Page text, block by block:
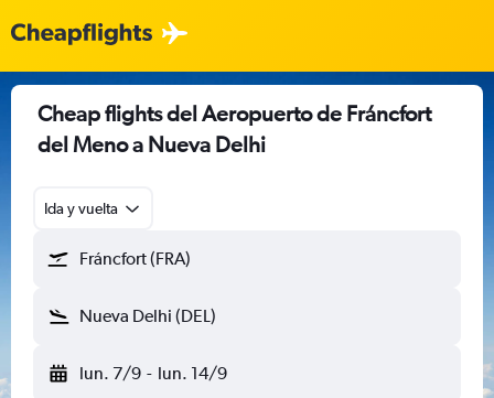
Cheap flights del Aeropuerto de Fráncfort
del Meno a Nueva Delhi
Ida y vuelta
Fráncfort (FRA)
Nueva Delhi (DEL)
lun. 7/9 - lun. 14/9